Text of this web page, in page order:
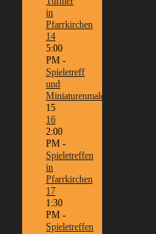
in
Pfarrkirchen
14
5:00
PM -
Spieletreff
und
Miniaturenmalen/Tabletop
15
16
2:00
PM -
Spieletreffen
in
Pfarrkirchen
17
1:30
PM -
Spieletreffen